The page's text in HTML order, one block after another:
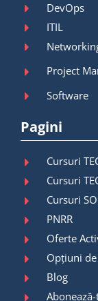
DevOps
ITIL
Project
Software
Pagini
Cursuri
Cursuri
Cursuri
PNRR
Oferte
Opțiuni
Blog